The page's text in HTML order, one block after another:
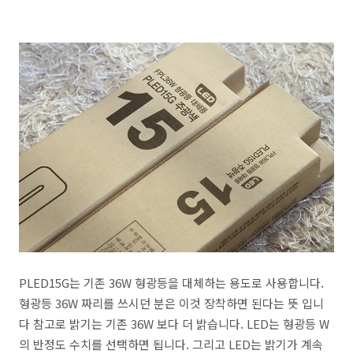
PLED15G는 기존 36W 형광등을 대체하는 용도로 사용합니다.
형광등 36W 짜리를 쓰시던 분은 이것 장착하면 된다는 뜻 입니
다 참고로 밝기는 기존 36W 보다 더 밝습니다. LED는 형광등 W
의 반정도 수치를 선택하면 됩니다. 그리고 LED는 밝기가 계속